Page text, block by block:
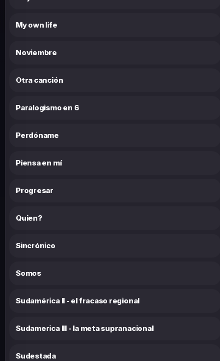
My own life
Noviembre
Otra canción
Paralogismo en 6
Perdóname
Piensa en mí
Progresar
Quien?
Sincrónico
Somos
Sudamérica II - el fracaso regional
Sudamerica III - la meta supranacional
Sudestada